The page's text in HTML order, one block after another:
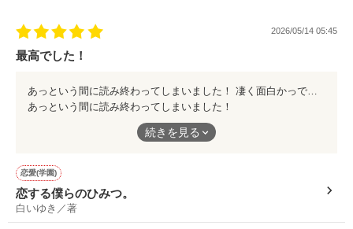
2026/05/14 05:45
最高でした！
あっという間に読み終わってしまいました！ 凄く面白かっです！ 番外編が気になるのでパスワードを教えて頂きたいです🥺
あっという間に読み終わってしまいました！
番外編が気になるのでパスワードを教えて頂きたいです🥺
続きを見る
恋愛(学園)
恋する僕らのひみつ。
白いゆき／著